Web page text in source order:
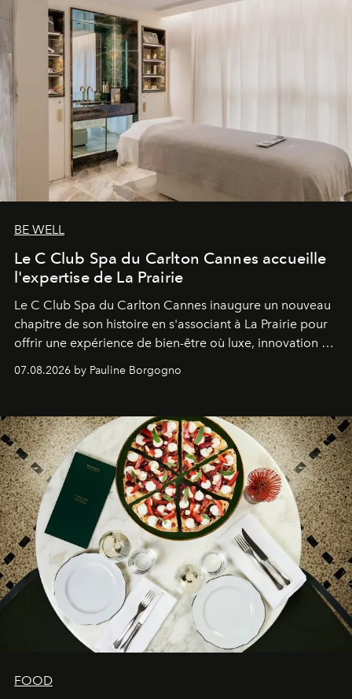
BE WELL
Le C Club Spa du Carlton Cannes accueille
l'expertise de La Prairie
Le C Club Spa du Carlton Cannes inaugure un nouveau
chapitre de son histoire en s'associant à La Prairie pour
offrir une expérience de bien-être où luxe, innovation et
expertise se rencontrent.
07.08.2026 by Pauline Borgogno
FOOD